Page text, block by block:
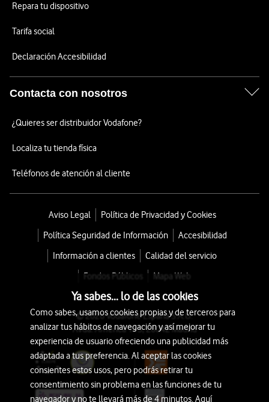
Repara tu dispositivo
Tarifa social
Declaración Accesibilidad
Contacta con nosotros
¿Quieres ser distribuidor Vodafone?
Localiza tu tienda física
Teléfonos de atención al cliente
Aviso Legal
Política de Privacidad y Cookies
Política Seguridad de Información
Accesibilidad
Información a clientes
Calidad del servicio
Fondos Públicos
Mapa Web
© 2026 Vodafone España S.A.U.
Avda. América 115, 28042 Madrid
Ya sabes... lo de las cookies
Como sabes, usamos cookies propias y de terceros para
analizar tus hábitos de navegación y así mejorar tu
experiencia de usuario ofreciendo una publicidad más
adaptada a tus preferencia. Al aceptar las cookies
consientes estos usos, pero podrás retirar tu
consentimiento sin problema en las funciones de tu
navegador y no te llevará más de 4 minutos. Aquí